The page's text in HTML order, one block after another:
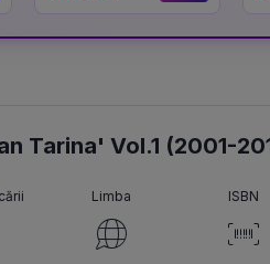
Tarina' Vol.1 (2001-
Limba ISBN